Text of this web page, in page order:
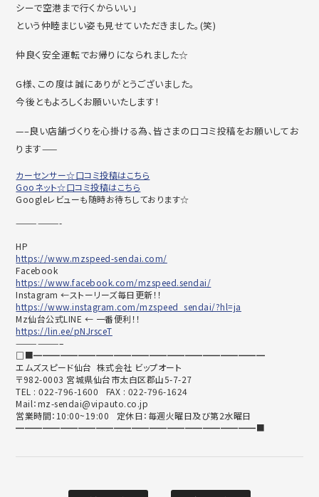
シーで空港まで行くからいい」
という仲睦まじい姿も見せていただきました。(笑)
仲良く安全運転でお帰りになられました☆
G様、この度は誠にありがとうございました。
今後ともよろしくお願いいたします！
—–良い店舗づくりを心掛ける為、皆さまの口コミ投稿をお願いしてお
ります——
カーセンサー☆口コミ投稿はこちら
Gooネット☆口コミ投稿はこちら
Googleレビューも随時お待ちしております☆
——————-
HP
https://www.mzspeed-sendai.com/
Facebook
https://www.facebook.com/mzspeed.sendai/
Instagram ←ストーリーズ毎日更新！！
https://www.instagram.com/mzspeed_sendai/?hl=ja
Mz仙台公式LINE ← 一番便利！！
https://lin.ee/pNJrsceT
——————–
□■━━━━━━━━━━━━━━━━━━━━━━━━━━
エムズスピード仙台 株式会社 ビップオート
〒982-0003 宮城県仙台市太白区郡山5-7-27
TEL : 022-796-1600 FAX : 022-796-1624
Mail：mz-sendai@vipauto.co.jp
営業時間：10:00~19:00 定休日：毎週火曜日及び第2水曜日
━━━━━━━━━━━━━━━━━━━━━━━━━━━■